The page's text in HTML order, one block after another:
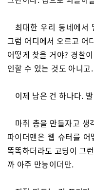
최대한 우리 동네에서
그럼 어디에서 오르고 어
어떻게 찾을 거야? 경찰
인할 수 있는 것도 아니고.
이제 남은 건 하나다.
마취 총을 만들자고 생
파이더맨은 웹 슈터를
똑똑하더라도 고딩이 그
까 아주 만능이더만.